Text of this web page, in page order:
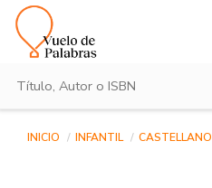
INICIO INFANTIL CASTELLANO